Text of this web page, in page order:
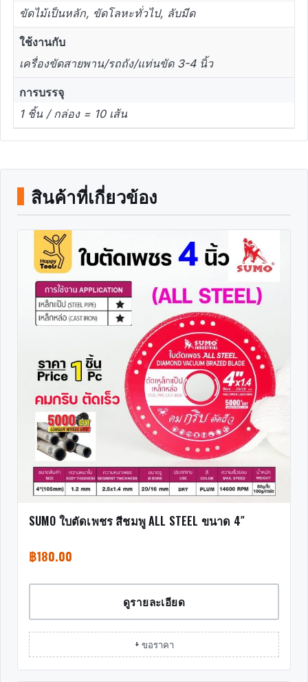
ขัดไม้เป็นหลัก, ขัดโลหะทั่วไป, ลับมีด
ใช้งานกับ
เครื่องขัดสายพาน/รถถัง/แท่นขัด 3-4 นิ้ว
การบรรจุ
1 ชิ้น / กล่อง = 10 เส้น
สินค้าที่เกี่ยวข้อง
SUMO ใบตัดเพชร สีชมพู ALL STEEL ขนาด 4″
฿180.00
ดูรายละเอียด
+ ขอราคา